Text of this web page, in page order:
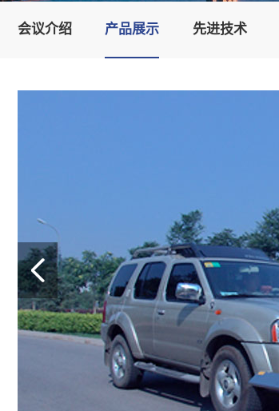
会议介绍 产品展示 先进技术